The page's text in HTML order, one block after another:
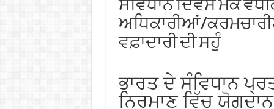
ਸੰਵਿਧਾਨ ਦਿਵਸ ਮੌਕੇ
ਅਧਿਕਾਰੀਆਂ/
ਵਫ਼ਾਦਾਰੀ ਦੀ ਸਹੁੰ
ਭਾਰਤ ਦੇ ਸੰਵਿਧਾਨ
ਨਿਰਮਾਣ ਵਿੱਚ